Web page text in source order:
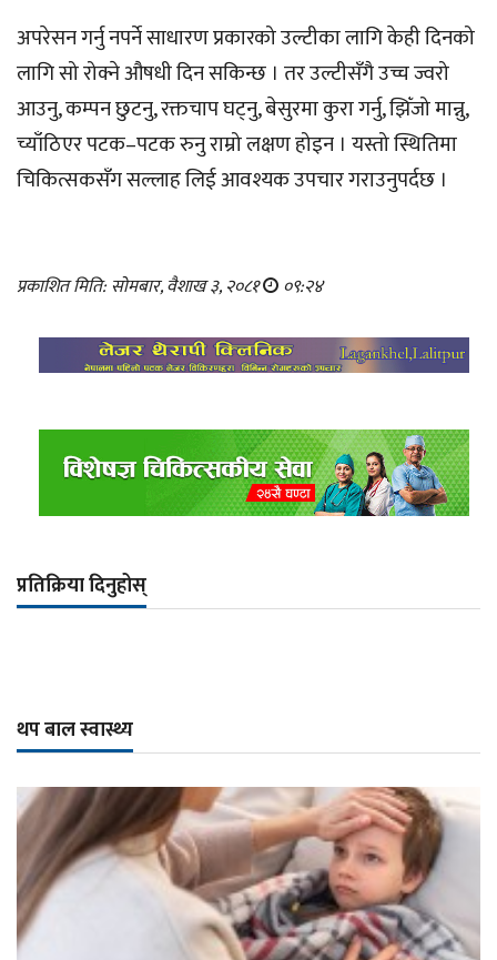
अपरेसन गर्नु नपर्ने साधारण प्रकारको उल्टीका लागि केही दिनको
लागि सो रोक्ने औषधी दिन सकिन्छ । तर उल्टीसँगै उच्च ज्वरो
आउनु, कम्पन छुटनु, रक्तचाप घट्नु, बेसुरमा कुरा गर्नु, झिँजो मान्नु,
च्याँठिएर पटक–पटक रुनु राम्रो लक्षण होइन । यस्तो स्थितिमा
चिकित्सकसँग सल्लाह लिई आवश्यक उपचार गराउनुपर्दछ ।
प्रकाशित मिति: सोमबार, वैशाख ३, २०८१ ०९:२४
प्रतिक्रिया दिनुहोस्
थप बाल स्वास्थ्य